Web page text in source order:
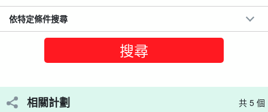
在 Miyako blue 的水上漫步的 SUP 體驗！
依特定條件搜尋
相關計劃 共 5 個